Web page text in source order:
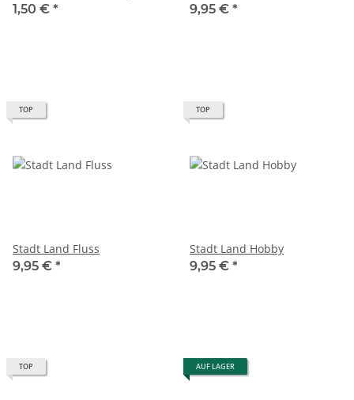
1,50 € *
9,95 € *
TOP
Stadt Land Fluss
9,95 € *
TOP
Stadt Land Hobby
9,95 € *
TOP AUF LAGER